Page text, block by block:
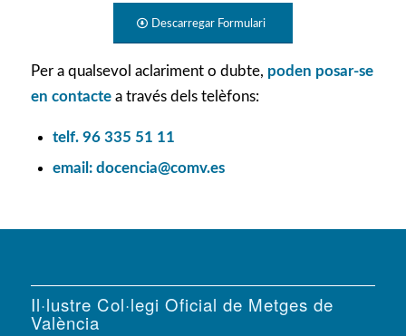
Descarregar Formulari
Per a qualsevol aclariment o dubte, poden posar-se
en contactea través dels telèfons:
telf. 96 335 51 11
email: docencia@comv.es
Il·lustre Col·legi Oficial de Metges de
València